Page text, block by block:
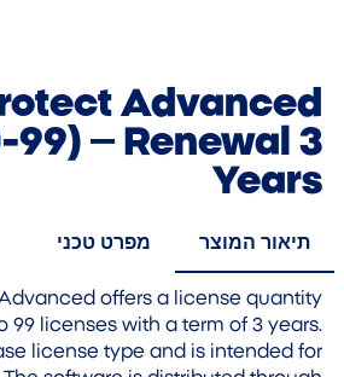
Advanced
99) – Renewal 3
Years
תיאור המוצר מפרט טכני
Advanced offers a license quantity
99 licenses with a term of 3 years.
license type and is intended for